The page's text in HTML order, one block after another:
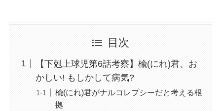
目次
【下剋上球児第6話考察】楡(にれ)君、お
かしい! もしかして病気?
楡(にれ)君がナルコレプシーだと考える根
拠